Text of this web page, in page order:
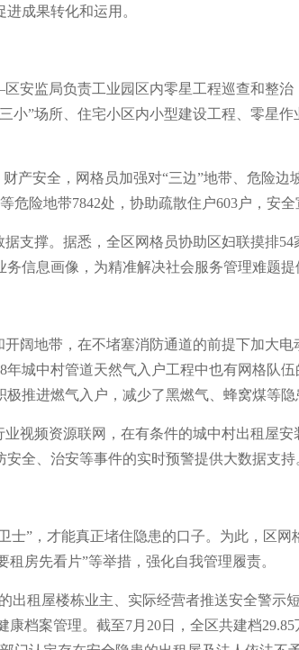
成果转化和运用。
监局负责工业园区内零星工程巡查和整治
小”场所、住宅小区内小型建设工程、零星
产安全，网格员加强对“三边”地带、危险
险地带7842处，协助疏散住户603户，安全
支撑。据悉，全区网格员协助区妇联摸排
信息画像，为精准解决社会服务管理难题提
阔地带，在不堵塞消防通道的前提下加大
城中村管道天然气入户工程中也有网格队
推进燃气入户，减少了黑燃气、蜂窝煤等
视频资源联网，在有条件的城中村出租屋
全、治安等事件的实时预警提供大数据支持
士”，才能真正堵住隐患的口子。为此，区
房先看片”等举措，强化自我管理履责。
出租屋楼栋业主、实际经营者推送安全警示
康档案管理。截至7月20日，全区共建档